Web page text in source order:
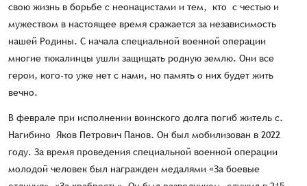
свою жизнь в борьбе с неонацистами и тем, кто с честью и
мужеством в настоящее время сражается за независимость
нашей Родины. С начала специальной военной операции
многие тюкалинцы ушли защищать родную землю. Они все
герои, кого-то уже нет с нами, но память о них будет жить
вечно.
В феврале при исполнении воинского долга погиб житель с.
Нагибино Яков Петрович Панов. Он был мобилизован в 2022
году. За время проведения специальной военной операции
молодой человек был награжден медалями «За боевые